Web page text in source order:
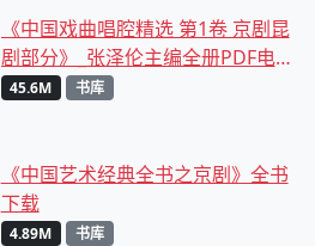
《中国戏曲唱腔精选 第1卷 京剧昆
剧部分》_张泽伦主编全册PDF电子
版下载
45.6M 书库
《中国艺术经典全书之京剧》全书
下载
4.89M 书库